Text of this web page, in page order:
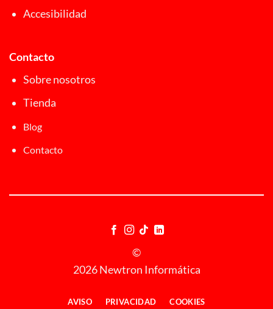
Accesibilidad
Contacto
Sobre nosotros
Tienda
Blog
Contacto
©
2026 Newtron Informática
AVISO PRIVACIDAD COOKIES